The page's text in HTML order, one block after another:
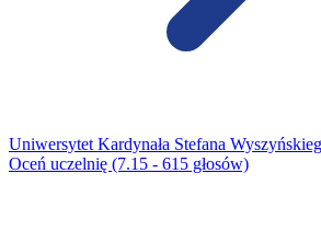
Uniwersytet Kardynała Stefana
Oceń uczelnię (7.15 - 615 głosów)